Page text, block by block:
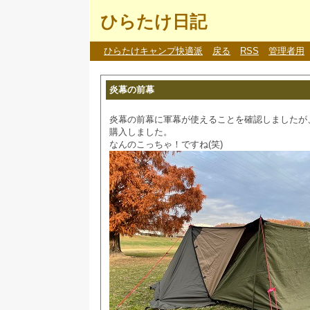
ひらたけ日記
ひらたけキャンプ快適派 戻る RSS 管理者用
炎幕の前幕
炎幕の前幕に軍幕が使えることを確認しました
購入しました。
なんのこっちゃ！ですね(笑)